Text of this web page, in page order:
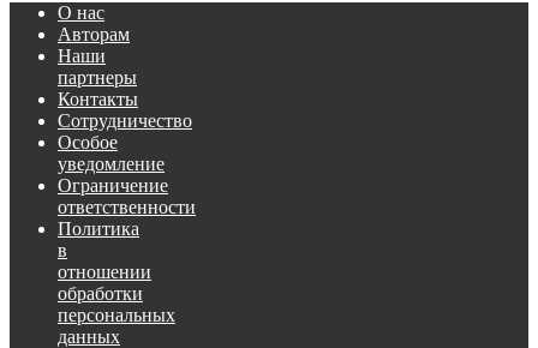
О нас
Авторам
Наши
партнеры
Контакты
Сотрудничество
Особое
уведомление
Ограничение
ответственности
Политика
в
отношении
обработки
персональных
данных